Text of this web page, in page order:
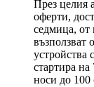
През целия
оферти,
седмица, от
възползват
устройства
стартира на
носи до 100